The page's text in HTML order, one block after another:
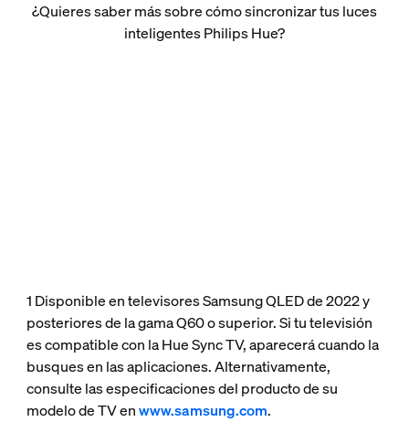
¿Quieres saber más sobre cómo sincronizar tus luces
inteligentes Philips Hue?
1 Disponible en televisores Samsung QLED de 2022 y
posteriores de la gama Q60 o superior. Si tu televisión
es compatible con la Hue Sync TV, aparecerá cuando la
busques en las aplicaciones. Alternativamente,
consulte las especificaciones del producto de su
modelo de TV enwww.samsung.com.